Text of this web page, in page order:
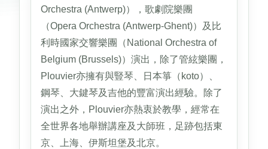
Orchestra (Antwerp)），歌劇院樂團
（Opera Orchestra (Antwerp-Ghent)）及比
利時國家交響樂團（National Orchestra of
Belgium (Brussels)）演出，除了管絃樂團，
Plouvier亦擁有與豎琴、日本箏（koto）、
鋼琴、大鍵琴及吉他的豐富演出經驗。除了
演出之外，Plouvier亦熱衷於教學，經常在
全世界各地舉辦講座及大師班，足跡包括東
京、上海、伊斯坦堡及北京。